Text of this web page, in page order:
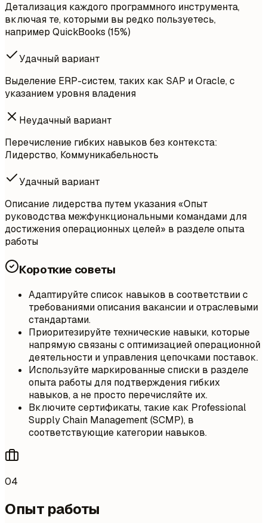
Детализация каждого программного инструмента,
включая те, которыми вы редко пользуетесь,
например QuickBooks (15%)
Удачный вариант
Выделение ERP-систем, таких как SAP и Oracle, с
указанием уровня владения
Неудачный вариант
Перечисление гибких навыков без контекста:
Лидерство, Коммуникабельность
Удачный вариант
Описание лидерства путем указания «Опыт
руководства межфункциональными командами для
достижения операционных целей» в разделе опыта
работы
Короткие советы
Адаптируйте список навыков в соответствии с
требованиями описания вакансии и отраслевыми
стандартами.
Приоритезируйте технические навыки, которые
напрямую связаны с оптимизацией операционной
деятельности и управления цепочками поставок.
Используйте маркированные списки в разделе
опыта работы для подтверждения гибких
навыков, а не просто перечисляйте их.
Включите сертификаты, такие как Professional
Supply Chain Management (SCMP), в
соответствующие категории навыков.
04
Опыт работы